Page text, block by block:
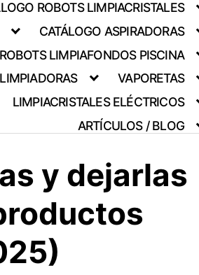
ROBOTS LIMPIACRISTALES
CATÁLOGO ASPIRADORAS
ROBOTS LIMPIAFONDOS PISCINA
VAPORETAS
LIMPIACRISTALES ELÉCTRICOS
ARTÍCULOS / BLOG
y dejarlas